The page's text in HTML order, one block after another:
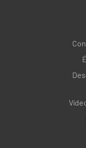
¿Se limpia la
depositan los
¿Todos los
nevera están